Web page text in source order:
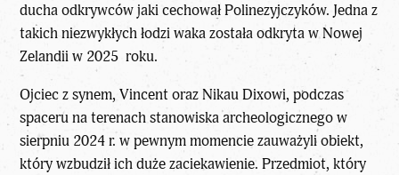
ducha odkrywców jaki cechował Polinezyjczyków. Jedna z
takich niezwykłych łodzi waka została odkryta w Nowej
Zelandii w 2025 roku.
Ojciec z synem, Vincent oraz Nikau Dixowi, podczas
spaceru na terenach stanowiska archeologicznego w
sierpniu 2024 r. w pewnym momencie zauważyli obiekt,
który wzbudził ich duże zaciekawienie. Przedmiot, który